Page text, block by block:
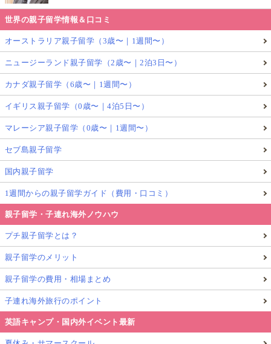
世界の親子留学情報＆口コミ
オーストラリア親子留学（3歳〜｜1週間〜）
ニュージーランド親子留学（2歳〜｜2泊3日〜）
カナダ親子留学（6歳〜｜1週間〜）
イギリス親子留学（0歳〜｜4泊5日〜）
マレーシア親子留学（0歳〜｜1週間〜）
セブ島親子留学
国内親子留学
1週間からの親子留学ガイド（費用・口コミ）
親子留学・子連れ海外ノウハウ
プチ親子留学とは？
親子留学のメリット
親子留学の費用・相場まとめ
子連れ海外旅行のポイント
英語キャンプ・国内外イベント最新